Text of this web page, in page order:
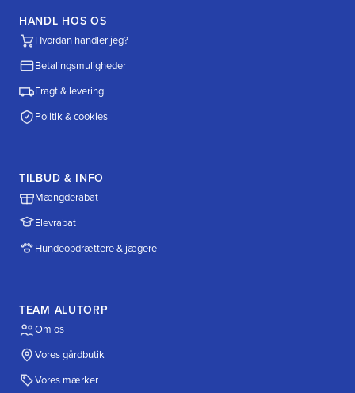
HANDL HOS OS
Hvordan handler jeg?
Betalingsmuligheder
Fragt & levering
Politik & cookies
TILBUD & INFO
Mængderabat
Elevrabat
Hundeopdrættere & jægere
TEAM ALUTORP
Om os
Vores gårdbutik
Vores mærker